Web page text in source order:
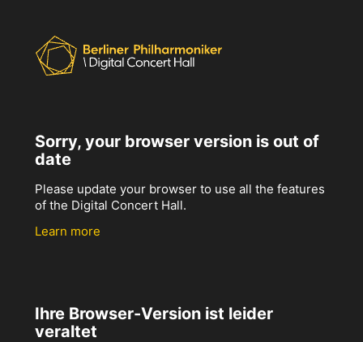
Sorry, your browser version is out of
date
Please update your browser to use all the features
of the Digital Concert Hall.
Learn more
Ihre Browser-Version ist leider
veraltet